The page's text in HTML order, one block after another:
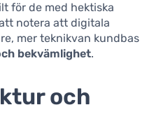
för de med hektiska
notera att digitala
mer teknikvan kundbas
bekvämlighet.
och